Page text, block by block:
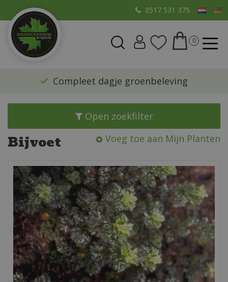
a
0517 531 375
​Compleet dagje groenbeleving
Open zoekfilter
Bijvoet Voeg toe aan Mijn Planten